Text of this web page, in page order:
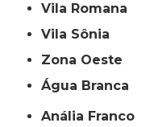
Vila Romana
Vila Sônia
Zona Oeste
Água Branca
Anália Franco